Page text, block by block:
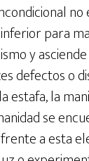
para
y
defectos o
estafa, la
se
a esta